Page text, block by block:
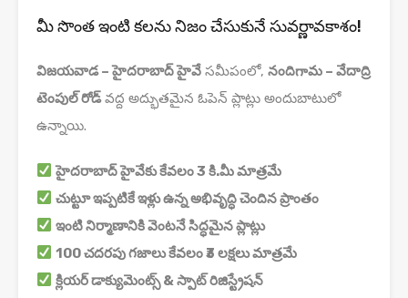
మీ సొంత ఇంటి కలను నిజం చేసుకునే సువర్ణావకాశం!
విజయవాడ – హైదరాబాద్ హైవే సమీపంలో, నందిగామ – వేదాద్రి
టెంపుల్ రోడ్వద్ద అద్భుతమైన ఓపెన్ ప్లాట్లు అందుబాటులో
ఉన్నాయి.
హైదరాబాద్ హైవేకు కేవలం 3 కి.మీ మాత్రమే
చుట్టూ ఇప్పటికే ఇళ్లు ఉన్న అభివృద్ధి చెందిన ప్రాంతం
ఇంటి నిర్మాణానికి వెంటనే సిద్ధమైన ప్లాట్లు
100 చదరపు గజాలు కేవలం ₹3 లక్షలు మాత్రమే
క్లియర్ డాక్యుమెంట్స్ & స్పాట్ రిజిస్ట్రేషన్